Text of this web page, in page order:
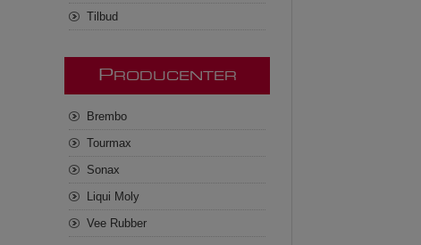
Tilbud
P RODUCENTER
Brembo
Tourmax
Sonax
Liqui Moly
Vee Rubber